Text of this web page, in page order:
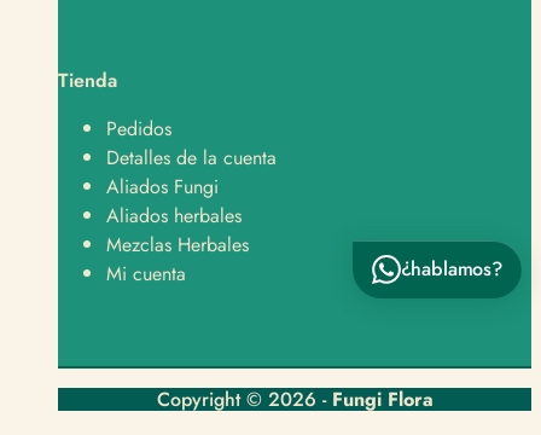
Tienda
Pedidos
Detalles de la cuenta
Aliados Fungi
Aliados herbales
Mezclas Herbales
Mi cuenta
Copyright © 2026 - Fungi Flora
¿hablamos?
Hola, tengo una pregunta sobre un producto 👋
Enviar por WhatsApp